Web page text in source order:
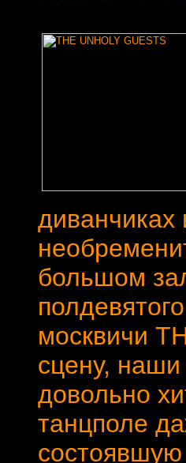
большом
москвичи
сцену, наши
довольно
танцполе
состоявшую